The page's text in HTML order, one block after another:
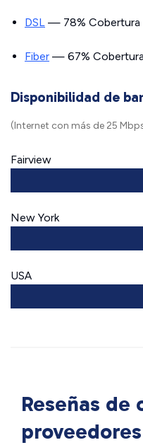
DSL — 78% Cobertura
Fiber — 67% Cobertura
Disponibilidad de
(Internet con más de 25
Fairview
New York
USA
Reseñas de